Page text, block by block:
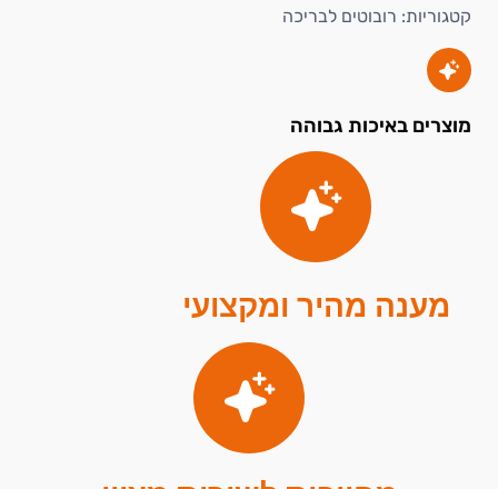
קטגוריות: רובוטים לבריכה
מוצרים באיכות גבוהה
מענה מהיר ומקצועי